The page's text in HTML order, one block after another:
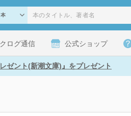
ログ通信 公式ショップ
ゼント(新潮文庫)』をプレゼント